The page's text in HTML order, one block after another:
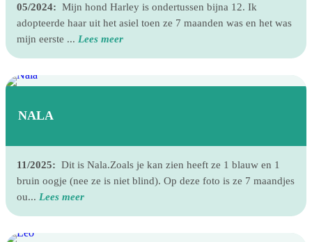
05/2024: Mijn hond Harley is ondertussen bijna 12. Ik
adopteerde haar uit het asiel toen ze 7 maanden was en het was
mijn eerste ... Lees meer
NALA
11/2025: Dit is Nala.Zoals je kan zien heeft ze 1 blauw en 1
bruin oogje (nee ze is niet blind). Op deze foto is ze 7 maandjes
ou... Lees meer